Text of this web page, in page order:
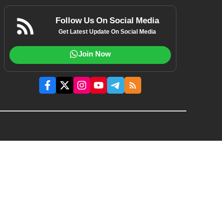
Follow Us On Social Media
Get Latest Update On Social Media
Join Now